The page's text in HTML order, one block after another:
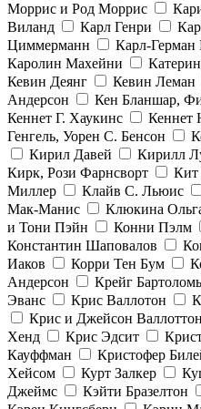
Моррис и Род Моррис
Виланд
Карл Генри
Циммерманн
Карл-Герман
Каролин Махейни
Кевин Деянг
Кевин Леман
Андерсон
Кен Бланшар,
Кеннет Г. Хаукинс
Кеннет
Генгель, Уорен С. Бенсон
Кирил Давей
Кирилл
Кирк, Рози Фарнсворт
Кит
Миллер
Клайв С. Льюис
Мак-Манис
Клюкина
и Тони Пэйн
Конни Пэлм
Константин Шаповалов
Иаков
Корри Тен Бум
Андерсон
Крейг
Эванс
Крис Валлотон
Крис и Джейсон Валлоттон
Хенд
Крис Эдсит
Кауффман
Кристофер
Хейсом
Курт Залкер
Джеймс
Кэйти Бразелтон